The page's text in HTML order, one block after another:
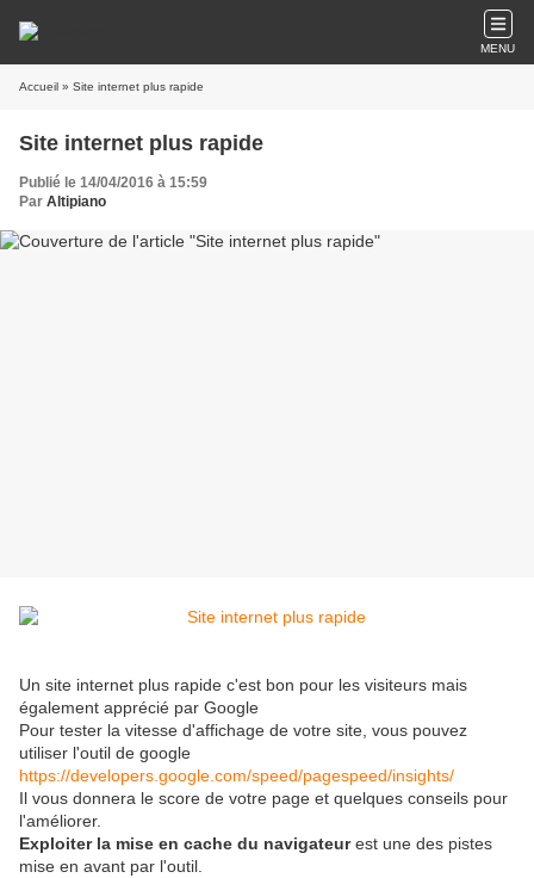
MENU
Accueil » Site internet plus rapide
Site internet plus rapide
Publié le 14/04/2016 à 15:59
Par Altipiano
Un site internet plus rapide c'est bon pour les visiteurs mais
également apprécié par Google
Pour tester la vitesse d'affichage de votre site, vous pouvez
utiliser l'outil de google
https://developers.google.com/speed/pagespeed/insights/
Il vous donnera le score de votre page et quelques conseils pour
l'améliorer.
Exploiter la mise en cache du navigateurest une des pistes
mise en avant par l'outil.